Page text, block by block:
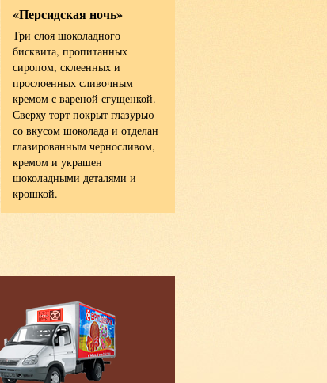
«Персидская ночь»
Три слоя шоколадного
бисквита, пропитанных
сиропом, склеенных и
прослоенных сливочным
кремом с вареной сгущенкой.
Сверху торт покрыт глазурью
со вкусом шоколада и отделан
глазированным черносливом,
кремом и украшен
шоколадными деталями и
крошкой.